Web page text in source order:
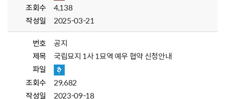
조회수
4,138
작성일
2025-03-21
번호
공지
제목
국립묘지 1사 1묘역 예우 협약 신청안내
파일
조회수
29,682
작성일
2023-09-18